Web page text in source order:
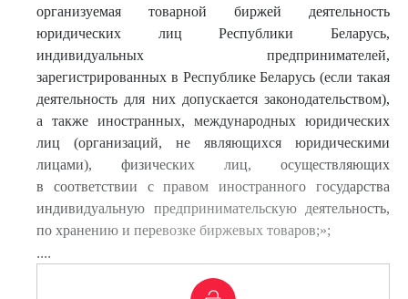
организуемая товарной биржей деятельность
юридических лиц Республики Беларусь,
индивидуальных предпринимателей,
зарегистрированных в Республике Беларусь (если такая
деятельность для них допускается законодательством),
а также иностранных, международных юридических
лиц (организаций, не являющихся юридическими
лицами), физических лиц, осуществляющих
в соответствии с правом иностранного государства
индивидуальную предпринимательскую деятельность,
по хранению и перевозке биржевых товаров;»;
....